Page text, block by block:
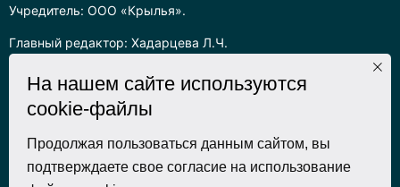
Учредитель: ООО «Крылья».
Главный редактор: Хадарцева Л.Ч.
Информация на сайте предназначена для лиц старше 16 лет.
Все права на любые материалы, опубликованные на сайте,
защищены в соответствии с российским законодательством
об интеллектуальной собственности. Любое использование
текстовых, фото, аудио и видеоматериалов возможно только
с согласия правообладателя (ООО «Крылья») и при строгом
На нашем сайте используются
cookie-файлы
Продолжая пользоваться данным сайтом, вы
подтверждаете свое согласие на использование